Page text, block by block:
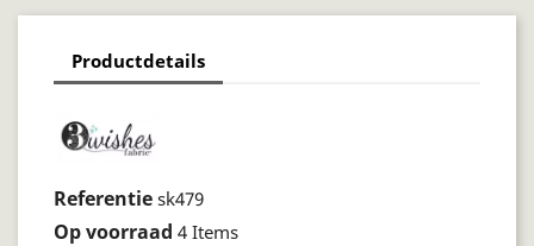
Productdetails
Referentie sk479
Op voorraad 4 Items